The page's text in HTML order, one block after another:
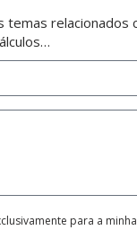
relacionados
para a